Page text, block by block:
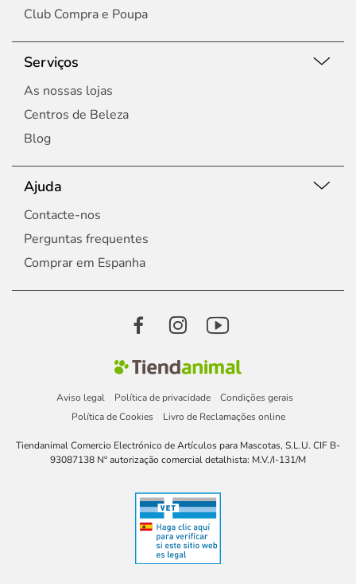
Club Compra e Poupa
Serviços
As nossas lojas
Centros de Beleza
Blog
Ajuda
Contacte-nos
Perguntas frequentes
Comprar em Espanha
Aviso legal Política de privacidade
Condições gerais
Política de Cookies
Livro de Reclamações online
Tiendanimal Comercio Electrónico de Artículos para Mascotas, S.L.U. CIF B-
93087138 Nº autorização comercial detalhista: M.V./I-131/M